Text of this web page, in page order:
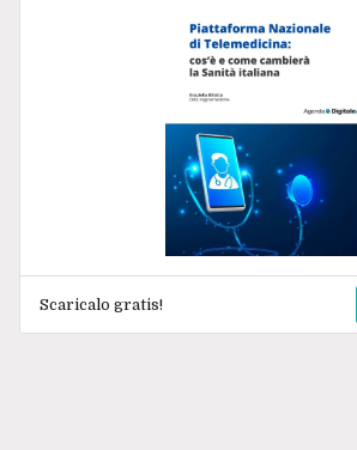
Scaricalo gratis!